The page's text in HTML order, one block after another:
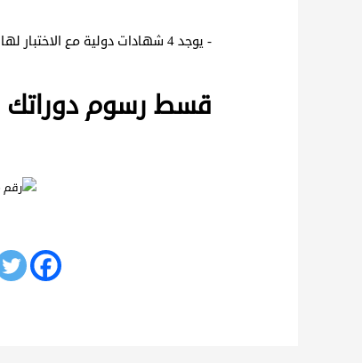
- يوجد 4 شهادات دولية مع الاختبار لها رسوم إضافية اختيارية.
قسط رسوم دوراتك